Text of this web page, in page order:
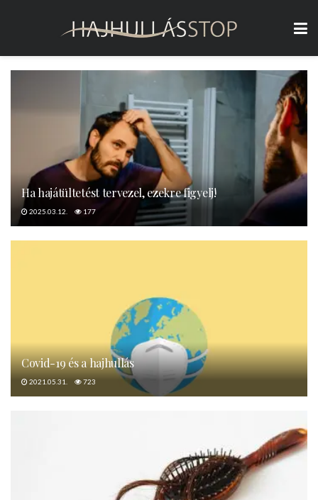
Ha hajátültetést tervezel, ezekre figyelj!
2025.03.12. 177
Covid-19 és a hajhullás
2021.05.31. 723